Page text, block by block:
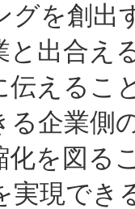
グを創出
と出合え
伝えるこ
る企業側
化を図る
実現でき